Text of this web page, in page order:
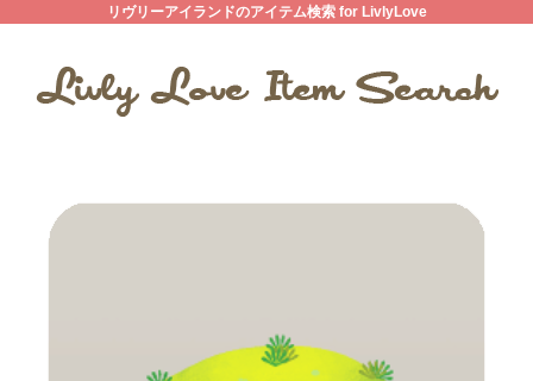
リヴリーアイランドのアイテム検索 for LivlyLove